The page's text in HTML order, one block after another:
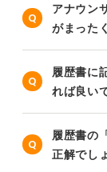
アナウン
がまった
履歴書に
れば良い
履歴書の
正解でし